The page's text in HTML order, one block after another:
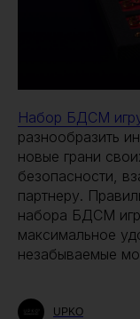
Набор БДСМ
разнообразить
новые грани
безопасности,
партнеру.
набора БДСМ
максимальное
незабываемые
UPKO